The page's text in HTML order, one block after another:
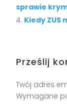
sprawie
Kiedy ZUS
Prześlij
Twój adres
Wymagane